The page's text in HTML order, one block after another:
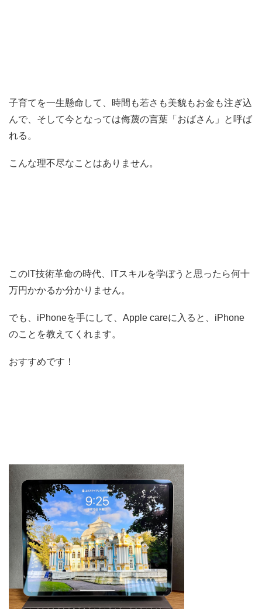
子育てを一生懸命して、時間も若さも美貌もお金も注ぎ込
んで、そして今となっては侮蔑の言葉「おばさん」と呼ば
れる。
こんな理不尽なことはありません。
このIT技術革命の時代、ITスキルを学ぼうと思ったら何十
万円かかるか分かりません。
でも、iPhoneを手にして、Apple careに入ると、iPhone
のことを教えてくれます。
おすすめです！